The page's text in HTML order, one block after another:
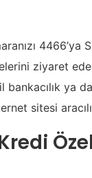
4466’ya
ziyaret
bankacılık ya
sitesi